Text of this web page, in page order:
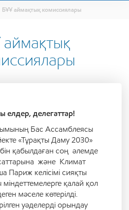
БҰҰ аймақтық комиссиялары
аймақтық
елдер, делегаттар!
Бас Ассамблеясы
«Тұрақты Даму 2030»
қабылдаған соң әлемде
және Климат
Париж келісімі сияқты
қалай қол
мәселе көтерілді.
уәделерді орындау